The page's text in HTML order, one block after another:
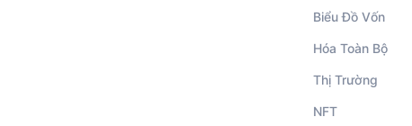
Biểu Đồ Vốn
Hóa Toàn Bộ
Thị Trường
NFT